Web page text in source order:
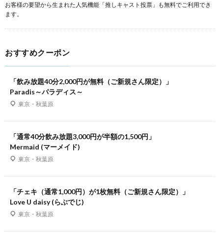
お客様の要望から生まれた人気機能「推しキャスト投票」も無料でご利用でき
ます。
おすすめクーポン
「飲み放題40分2,000円が無料（ご新規さん限定）」
Paradis～パラディス～
東京・秋葉原
「通常40分飲み放題3,000円が半額の1,500円」
Mermaid (マーメイド)
東京・秋葉原
「チェキ（通常1,000円）が1枚無料（ご新規さん限定）」
Love U daisy (らぶでじ)
東京・秋葉原